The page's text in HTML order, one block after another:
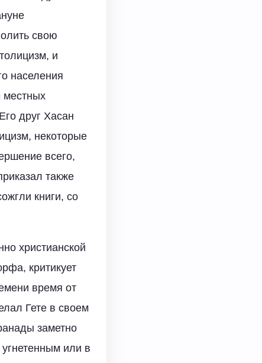
свою
и
населения
местных
друг Хасан
некоторые
всего,
также
книги, со
христианской
критикует
время от
Гете в своем
заметно
или в